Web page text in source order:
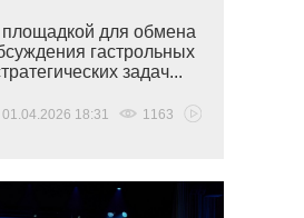
для обмена
гастрольных
задач...
01.04.2026 18:31 1163